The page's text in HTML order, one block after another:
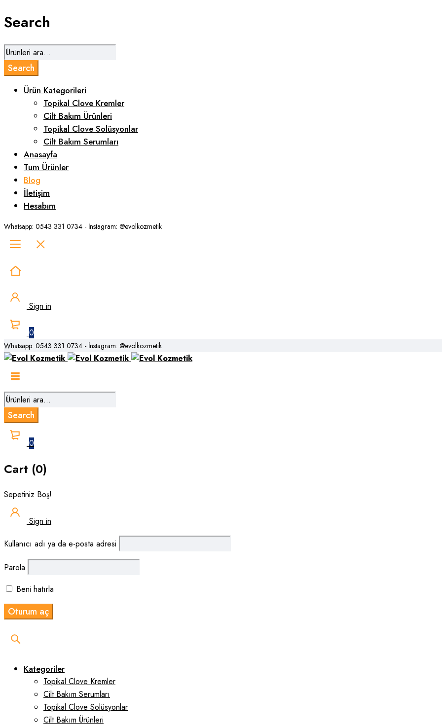
Search
Ürün Kategorileri
Topikal Clove Kremler
Cilt Bakım Ürünleri
Topikal Clove Solüsyonlar
Cilt Bakım Serumları
Anasayfa
Tum Ürünler
Blog
İletişim
Hesabım
Whatsapp: 0543 331 0734 - İnstagram: @evolkozmetik
Sign in
0
Whatsapp: 0543 331 0734 - İnstagram: @evolkozmetik
0
Cart (0)
Sepetiniz Boş!
Sign in
Kullanıcı adı ya da e-posta adresi
Parola
Beni hatırla
Kategoriler
Topikal Clove Kremler
Cilt Bakım Serumları
Topikal Clove Solüsyonlar
Cilt Bakım Ürünleri